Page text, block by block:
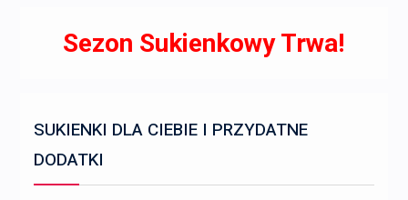
Sezon Sukienkowy Trwa!
SUKIENKI DLA CIEBIE I PRZYDATNE
DODATKI